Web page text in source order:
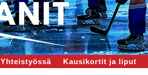
Yhteistyössä Kausikortit ja liput